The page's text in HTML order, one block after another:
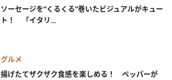
ソーセージを“くるくる”巻いたビジュアルがキュー
ト！ 「イタリ...
グルメ
揚げたてザクザク食感を楽しめる！ ペッパーが